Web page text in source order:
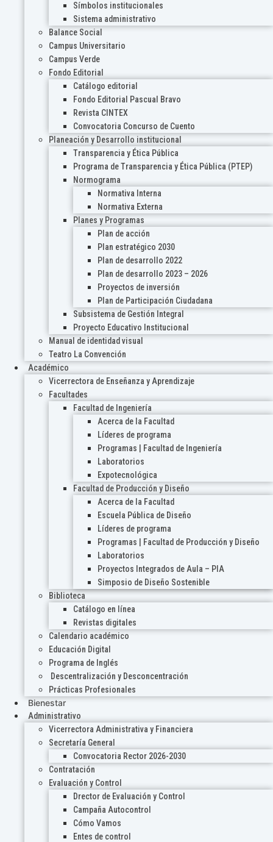
Símbolos institucionales
Sistema administrativo
Balance Social
Campus Universitario
Campus Verde
Fondo Editorial
Catálogo editorial
Fondo Editorial Pascual Bravo
Revista CINTEX
Convocatoria Concurso de Cuento
Planeación y Desarrollo institucional
Transparencia y Ética Pública
Programa de Transparencia y Ética Pública (PTEP)
Normograma
Normativa Interna
Normativa Externa
Planes y Programas
Plan de acción
Plan estratégico 2030
Plan de desarrollo 2022
Plan de desarrollo 2023 – 2026
Proyectos de inversión
Plan de Participación Ciudadana
Subsistema de Gestión Integral
Proyecto Educativo Institucional
Manual de identidad visual
Teatro La Convención
Académico
Vicerrectora de Enseñanza y Aprendizaje
Facultades
Facultad de Ingeniería
Acerca de la Facultad
Líderes de programa
Programas | Facultad de Ingeniería
Laboratorios
Expotecnológica
Facultad de Producción y Diseño
Acerca de la Facultad
Escuela Pública de Diseño
Líderes de programa
Programas | Facultad de Producción y Diseño
Laboratorios
Proyectos Integrados de Aula – PIA
Simposio de Diseño Sostenible
Biblioteca
Catálogo en línea
Revistas digitales
Calendario académico
Educación Digital
Programa de Inglés
Descentralización y Desconcentración
Prácticas Profesionales
Bienestar
Administrativo
Vicerrectora Administrativa y Financiera
Secretaría General
Convocatoria Rector 2026-2030
Contratación
Evaluación y Control
Drector de Evaluación y Control
Campaña Autocontrol
Cómo Vamos
Entes de control